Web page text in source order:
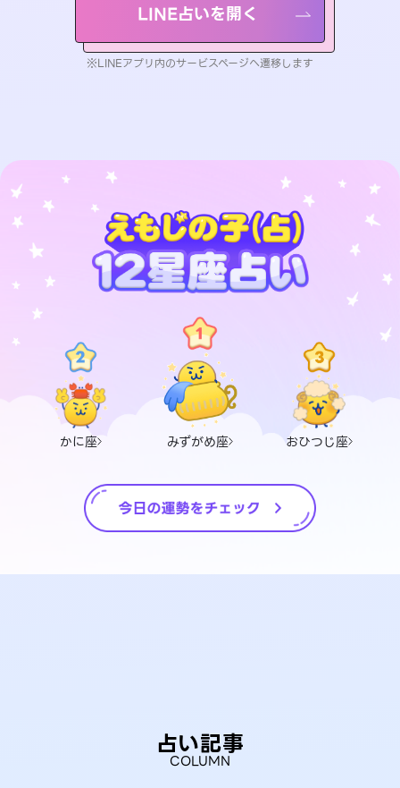
LINE占いを開く
※LINEアプリ内のサービスページへ遷移します
かに座 みずがめ座 おひつじ座
占い記事
COLUMN